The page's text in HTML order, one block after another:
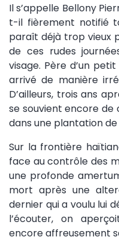
Il s’appelle Bellony
t-il fièrement notifié
paraît déjà trop vieux
de ces rudes
visage. Père d’un
arrivé de manière
D’ailleurs, trois ans
se souvient encore de
dans une plantation
Sur la frontière
face au contrôle des
une profonde
mort après une
dernier qui a voulu lui
l’écouter, on
encore affreusement